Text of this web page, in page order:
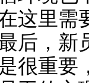
这里需
后，新
很重要